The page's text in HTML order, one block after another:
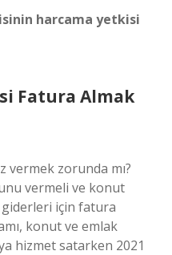
harcama yetkisi
Fatura Almak
zorunda mı?
vermeli ve konut
giderleri için fatura
konut ve emlak
hizmet satarken 2021